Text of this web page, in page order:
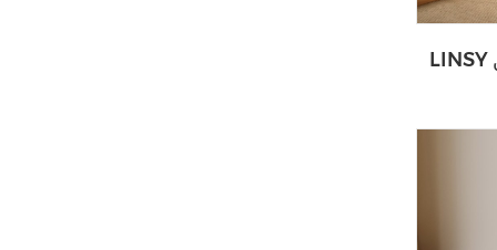
LINSY كرسي قماش حديث ليزي بين